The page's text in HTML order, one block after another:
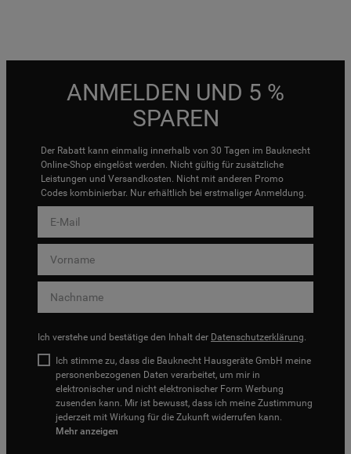
ANMELDEN UND 5 %
SPAREN
Der Rabatt kann einmalig innerhalb von 30 Tagen im Bauknecht
Online-Shop eingelöst werden. Nicht gültig für zusätzliche
Leistungen und Versandkosten. Nicht mit anderen Promo
Codes kombinierbar. Nur erhältlich bei erstmaliger Anmeldung.
Ich verstehe und bestätige den Inhalt der Datenschutzerklärung.
Ich stimme zu, dass die Bauknecht Hausgeräte GmbH meine
personenbezogenen Daten verarbeitet, um mir in
elektronischer und nicht elektronischer Form Werbung
zusenden kann. Mir ist bewusst, dass ich meine Zustimmung
jederzeit mit Wirkung für die Zukunft widerrufen kann.
Mehr anzeigen